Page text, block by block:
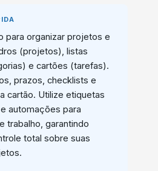
para organizar projetos e
(projetos), listas
e cartões (tarefas).
prazos, checklists e
cartão. Utilize etiquetas
automações para
trabalho, garantindo
total sobre suas